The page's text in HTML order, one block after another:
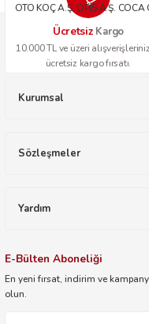
OTO KOÇ A.Ş. OPİS A.Ş. COCA
Ücretsiz Kargo
10.000 TL ve üzeri
ücretsiz kargo fırsatı.
Kurumsal
Sözleşmeler
Yardım
E-Bülten Aboneliği
En yeni fırsat, indirim ve
olun.